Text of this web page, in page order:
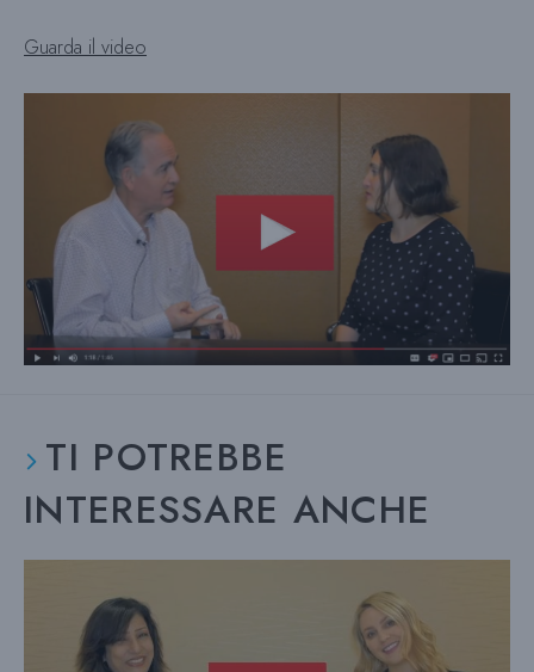
Guarda il video
TI POTREBBE
INTERESSARE ANCHE